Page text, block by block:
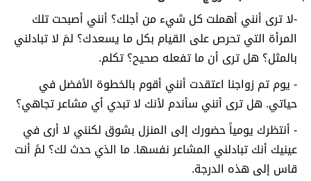
-لا ترى أنني أهملت كل شيء من أجلك؟ أنني أصبحت تلك
المرأة التي تحرص على القيام بكل ما يسعدك؟ لمَ لا تبادلني
بالمثل؟ هل ترى أن ما تفعله صحيح؟ تكلم.
- يوم تم زواجنا اعتقدت أنني أقوم بالخطوة الأفضل في
حياتي. هل ترى أنني سأندم لأنك لا تبدي أي مشاعر تجاهي؟
- أنتظرك يومياً حضورك إلى المنزل بشوق لكنني لا أرى في
عينيك أنك تبادلني المشاعر نفسها. ما الذي حدث لك؟ لمً أنت
قاس إلى هذه الدرجة.